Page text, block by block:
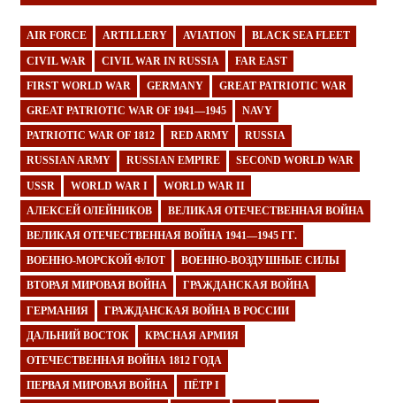
AIR FORCE ARTILLERY AVIATION BLACK SEA FLEET
CIVIL WAR CIVIL WAR IN RUSSIA FAR EAST
FIRST WORLD WAR GERMANY GREAT PATRIOTIC WAR
GREAT PATRIOTIC WAR OF 1941—1945 NAVY
PATRIOTIC WAR OF 1812 RED ARMY RUSSIA
RUSSIAN ARMY RUSSIAN EMPIRE SECOND WORLD WAR
USSR WORLD WAR I WORLD WAR II
АЛЕКСЕЙ ОЛЕЙНИКОВ ВЕЛИКАЯ ОТЕЧЕСТВЕННАЯ ВОЙНА
ВЕЛИКАЯ ОТЕЧЕСТВЕННАЯ ВОЙНА 1941—1945 ГГ.
ВОЕННО-МОРСКОЙ ФЛОТ ВОЕННО-ВОЗДУШНЫЕ СИЛЫ
ВТОРАЯ МИРОВАЯ ВОЙНА ГРАЖДАНСКАЯ ВОЙНА
ГЕРМАНИЯ ГРАЖДАНСКАЯ ВОЙНА В РОССИИ
ДАЛЬНИЙ ВОСТОК КРАСНАЯ АРМИЯ
ОТЕЧЕСТВЕННАЯ ВОЙНА 1812 ГОДА
ПЕРВАЯ МИРОВАЯ ВОЙНА ПЁТР I